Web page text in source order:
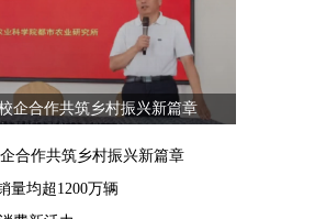
企合作共筑乡村振兴新篇章
合作共筑乡村振兴新篇章
量均超1200万辆